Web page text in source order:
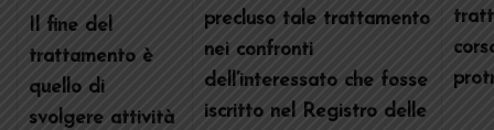
Il fine del
trattamento è
quello di
svolgere attività
precluso tale trattamento
nei confronti
dell’interessato che fosse
iscritto nel Registro delle